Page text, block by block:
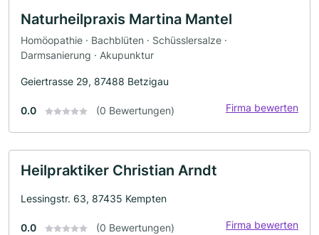
Naturheilpraxis Martina Mantel
Homöopathie · Bachblüten · Schüsslersalze ·
Darmsanierung · Akupunktur
Geiertrasse 29, 87488 Betzigau
0.0 (0 Bewertungen) Firma bewerten
Heilpraktiker Christian Arndt
Lessingstr. 63, 87435 Kempten
0.0 (0 Bewertungen) Firma bewerten